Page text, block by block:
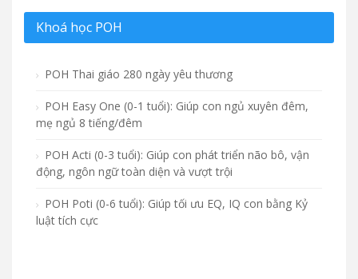
Khoá học POH
POH Thai giáo 280 ngày yêu thương
POH Easy One (0-1 tuổi): Giúp con ngủ xuyên đêm,
mẹ ngủ 8 tiếng/đêm
POH Acti (0-3 tuổi): Giúp con phát triển não bô, vận
động, ngôn ngữ toàn diện và vượt trội
POH Poti (0-6 tuổi): Giúp tối ưu EQ, IQ con bằng Kỷ
luật tích cực